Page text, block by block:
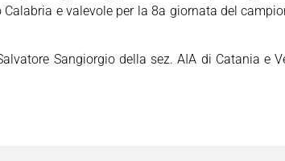
Calabria e valevole per la 8a giornata del
Sangiorgio della sez. AIA di Catania e